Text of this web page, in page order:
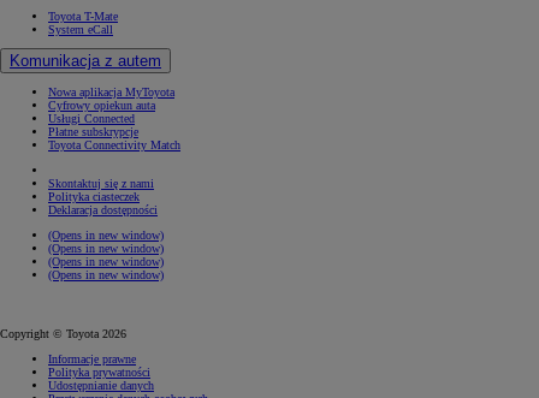
Toyota T-Mate
System eCall
Komunikacja z autem
Nowa aplikacja MyToyota
Cyfrowy opiekun auta
Usługi Connected
Płatne subskrypcje
Toyota Connectivity Match
Skontaktuj się z nami
Polityka ciasteczek
Deklaracja dostępności
(Opens in new window)
(Opens in new window)
(Opens in new window)
(Opens in new window)
Copyright © Toyota 2026
Informacje prawne
Polityka prywatności
Udostępnianie danych